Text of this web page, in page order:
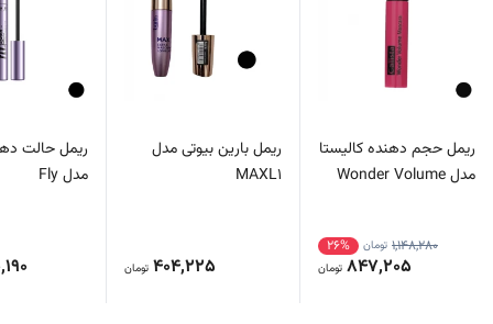
ریمل حجم دهنده کالیستا
مدل Wonder Volume
1,148,280 تومان 26%
847,205 تومان
ریمل بارین بیوتی مدل
MAXL1
404,225 تومان
ریمل حالت
مدل Fly